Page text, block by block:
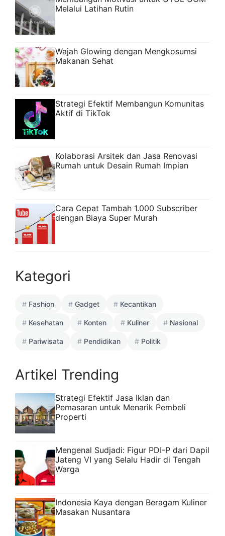
Melalui Latihan Rutin
Wajah Glowing dengan Mengkosumsi
Makanan Sehat
Strategi Efektif Membangun Komunitas
Aktif di TikTok
Kolaborasi Arsitek dan Jasa Renovasi
Rumah untuk Desain Rumah Impian
Cara Cepat Tambah 1.000 Subscriber
dengan Biaya Super Murah
Kategori
Fashion Gadget Kecantikan
Kesehatan Konten Kuliner Nasional
Pariwisata Pendidikan Politik
Artikel Trending
Strategi Efektif Jasa Iklan dan
Pemasaran untuk Menarik Pembeli
Properti
Mengenal Sudjadi: Figur PDI-P dari Dapil
Jateng VI yang Selalu Hadir di Tengah
Warga
Indonesia Kaya dengan Beragam Kuliner
Masakan Nusantara